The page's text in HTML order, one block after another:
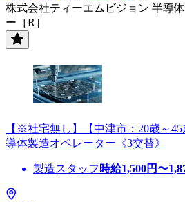
株式会社ティーエムビジョン 半導
ー［R］
【※社宅無し】【中津市：20歳～
導体製造オペレーター《3交替》
製造スタッフ 時給1,500円〜